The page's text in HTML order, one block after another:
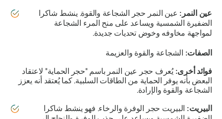
عين النمر:عين النمر حجر الشجاعة والقوة. ينشط شاكرا
الضفيرة الشمسية ويساعد على منح المرء الشجاعة
لمواجهة مخاوفه وخوض تحديات جديدة.
الصفات:الشجاعة والقوة والعزيمة
فوائد أخرى:يُعرف حجر عين النمر باسم "حجر الحماية" لاعتقاد
البعض بأنه يوفر الحماية من الطاقات السلبية. كما يُعتقد أنه يعزز
الشجاعة والقوة والإرادة.
البيريت:البيريت حجر الوفرة والرخاء. فهو ينشط شاكرا